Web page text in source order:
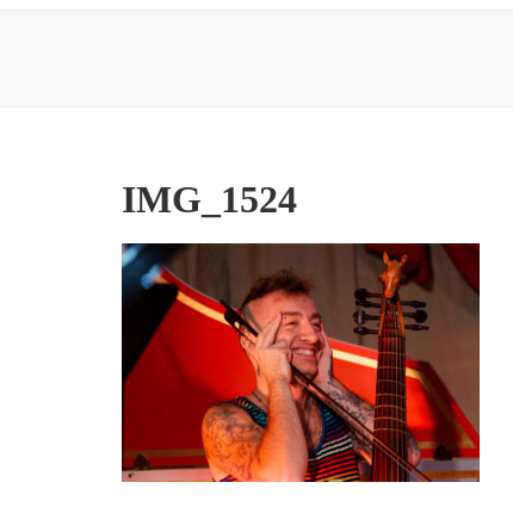
IMG_1524